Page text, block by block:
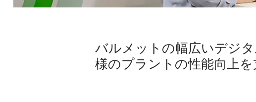
バルメットの幅広いデジ
様のプラントの性能向上を